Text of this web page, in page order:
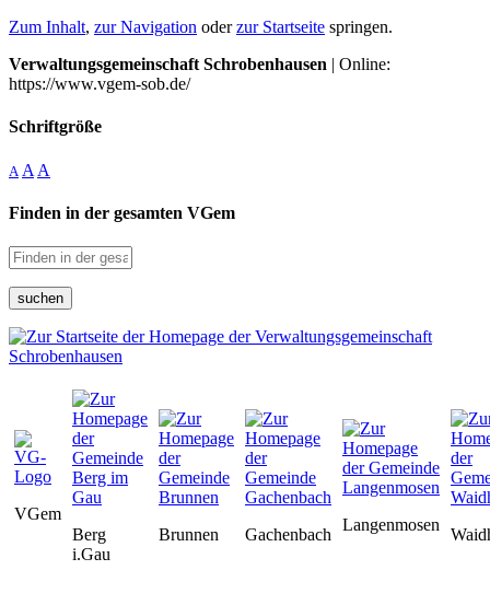
Zum Inhalt, zur Navigation oderzur Startseite springen.
Verwaltungsgemeinschaft Schrobenhausen | Online:
https://www.vgem-sob.de/
Schriftgröße
A A A
Finden in der gesamten VGem
suchen
VGem
Berg
i.Gau
Brunnen Gachenbach
Langenmosen